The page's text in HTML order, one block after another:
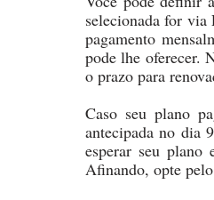
selecionada for via
pagamento
pode lhe oferecer.
o prazo para
Caso seu plano
antecipada no dia
esperar seu plano
Afinando, opte